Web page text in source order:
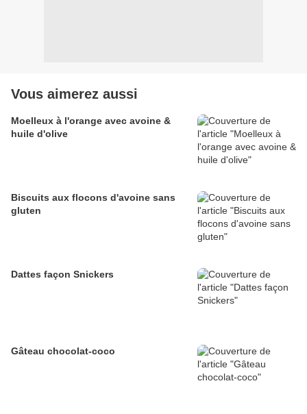
Vous aimerez aussi
Moelleux à l'orange avec avoine &
huile d'olive
Biscuits aux flocons d'avoine sans
gluten
Dattes façon Snickers
Gâteau chocolat-coco